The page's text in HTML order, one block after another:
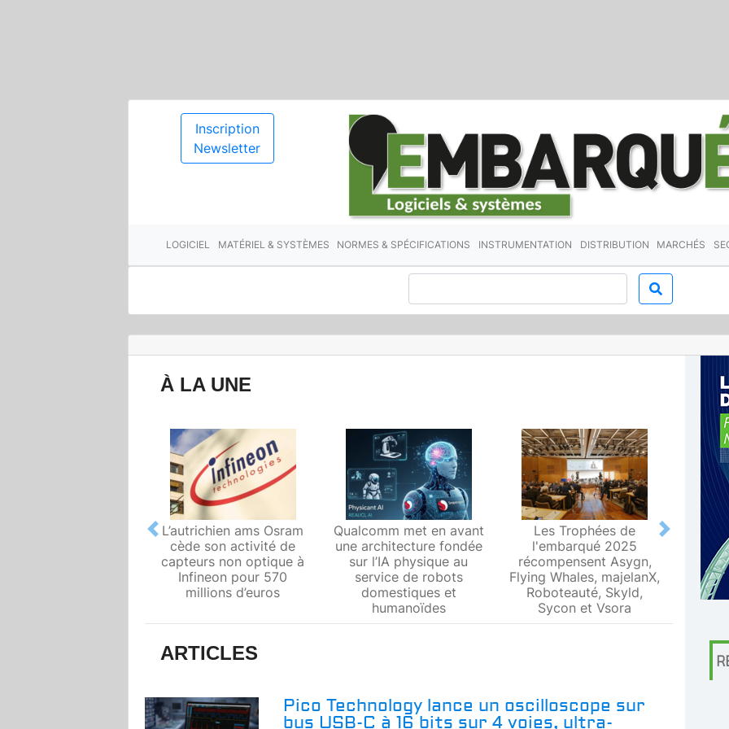
Inscription
Newsletter
LOGICIEL MATÉRIEL & SYSTÈMES NORMES & SPÉCIFICATIONS INSTRUMENTATION DISTRIBUTION MARCHÉS
À LA UNE
L’autrichien ams Osram
cède son activité de
capteurs non optique à
Infineon pour 570
millions d’euros
Qualcomm met en avant
une architecture fondée
sur l’IA physique au
service de robots
domestiques et
humanoïdes
Les Trophées de
l'embarqué 2025
récompensent Asygn,
Flying Whales, majelanX,
Roboteauté, Skyld,
Sycon et Vsora
Le
Previous Next
ARTICLES
Pico Technology lance un oscilloscope sur
bus USB-C à 16 bits sur 4 voies, ultra-